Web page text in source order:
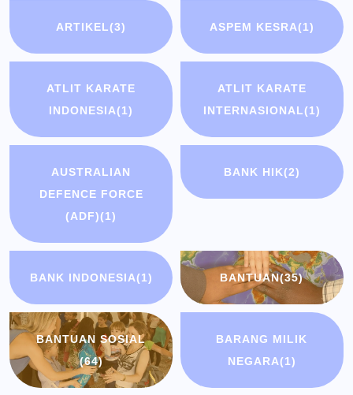
ARTIKEL(3) ASPEM KESRA(1)
ATLIT KARATE
INDONESIA(1)
ATLIT KARATE
INTERNASIONAL(1)
AUSTRALIAN
DEFENCE FORCE
(ADF)(1)
BANK HIK(2)
BANK INDONESIA(1) BANTUAN(35)
BANTUAN SOSIAL
(64)
BARANG MILIK
NEGARA(1)